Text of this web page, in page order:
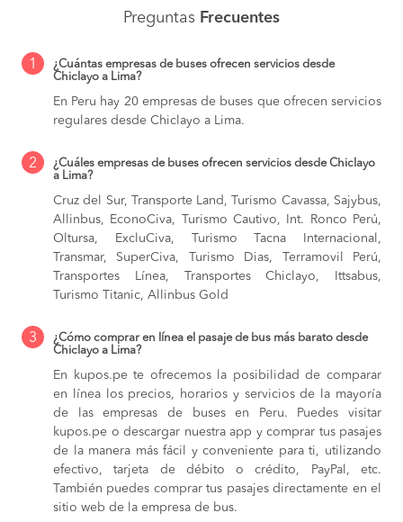
Preguntas Frecuentes
1
¿Cuántas empresas de buses ofrecen servicios desde
Chiclayo a Lima?
En Peru hay 20 empresas de buses que ofrecen servicios
regulares desde Chiclayo a Lima.
2
¿Cuáles empresas de buses ofrecen servicios desde Chiclayo
a Lima?
Cruz del Sur, Transporte Land, Turismo Cavassa, Sajybus,
Allinbus, EconoCiva, Turismo Cautivo, Int. Ronco Perú,
Oltursa, ExcluCiva, Turismo Tacna Internacional,
Transmar, SuperCiva, Turismo Dias, Terramovil Perú,
Transportes Línea, Transportes Chiclayo, Ittsabus,
Turismo Titanic, Allinbus Gold
3
¿Cómo comprar en línea el pasaje de bus más barato desde
Chiclayo a Lima?
En kupos.pe te ofrecemos la posibilidad de comparar
en línea los precios, horarios y servicios de la mayoría
de las empresas de buses en Peru. Puedes visitar
kupos.pe o descargar nuestra app y comprar tus pasajes
de la manera más fácil y conveniente para ti, utilizando
efectivo, tarjeta de débito o crédito, PayPal, etc.
También puedes comprar tus pasajes directamente en el
sitio web de la empresa de bus.